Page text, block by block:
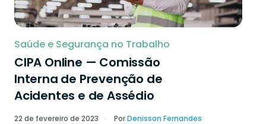
Saúde e Segurança no Trabalho
CIPA Online — Comissão
Interna de Prevenção de
Acidentes e de Assédio
22 de fevereiro de 2023 PorDenisson Fernandes